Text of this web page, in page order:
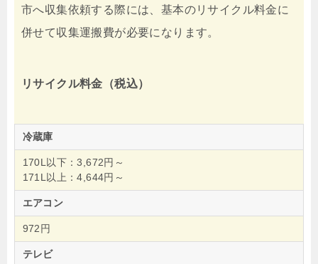
市へ収集依頼する際には、基本のリサイクル料金に
併せて収集運搬費が必要になります。
リサイクル料金（税込）
冷蔵庫
170L以下：3,672円～
171L以上：4,644円～
エアコン
972円
テレビ